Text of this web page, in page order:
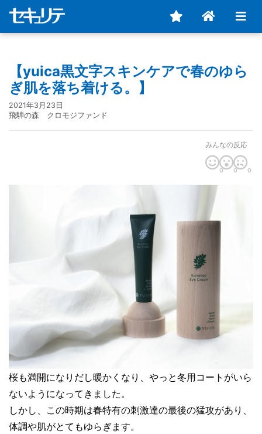
【yuica黒文字スキンケアで春のゆら
ぎ肌を落ち着ける。】
2021年3月23日
飛騨の森 クロモジファンド
みんなの反応
0 0 0
桜も満開になりだし暖かくなり、やっと冬用コートがいら
ないようになってきました。
しかし、この時期は春特有の刺激達の最後の猛攻があり、
体調や肌がとてもゆらぎます。